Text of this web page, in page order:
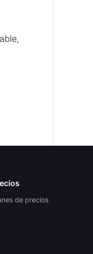
de precios